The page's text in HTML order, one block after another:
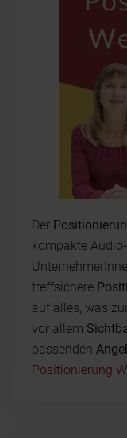
Der
kompakte
treffsichere
auf alles, was
vor allem
passenden
Positionierung